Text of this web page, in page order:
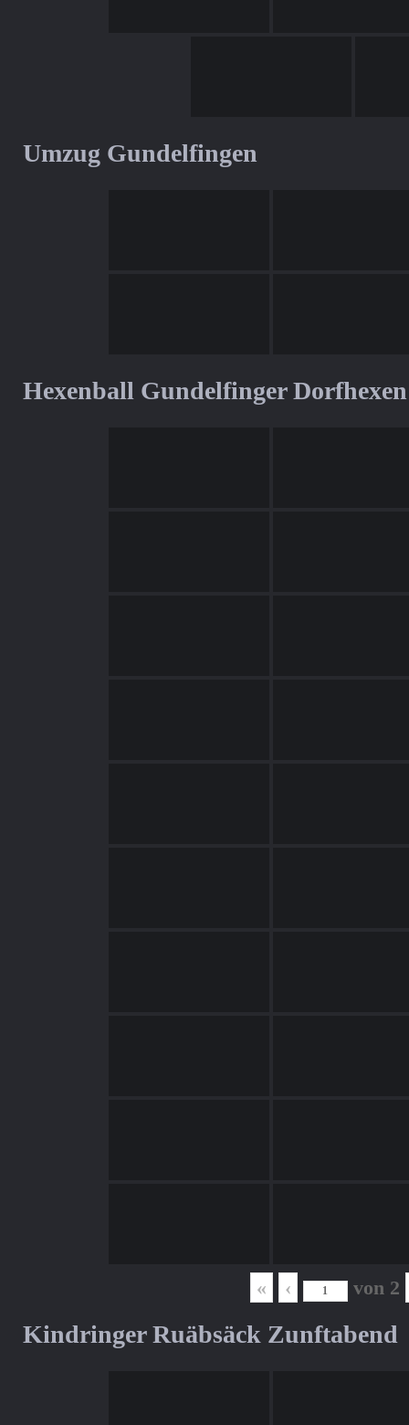
Umzug Gundelfingen
Hexenball Gundelfinger Dorfhexen
« ‹ von 2
Kindringer Ruäbsäck Zunftabend